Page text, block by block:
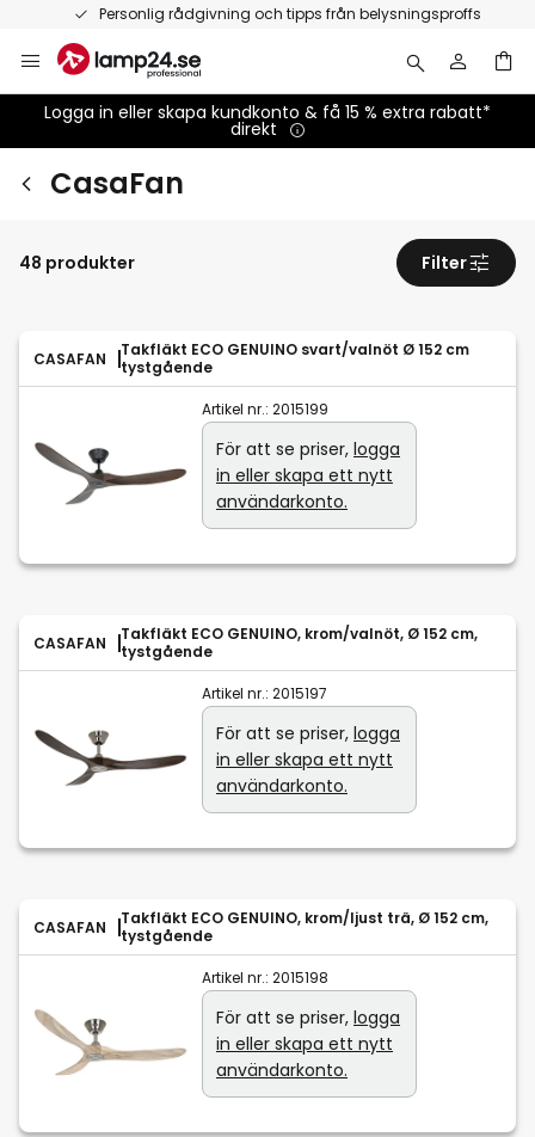
Personlig rådgivning och tipps från belysningsproffs
Hoppa
innehållet
Logga in eller skapa kundkonto & få 15 % extra rabatt*
direkt
CasaFan
CASAFAN
Takfläkt ECO GENUINO svart/valnöt Ø 152 cm
tystgående
Artikel nr.: 2015199
För att se priser, logga
in eller skapa ett nytt
användarkonto.
CASAFAN
Takfläkt ECO GENUINO, krom/valnöt, Ø 152 cm,
tystgående
Artikel nr.: 2015197
För att se priser, logga
in eller skapa ett nytt
användarkonto.
CASAFAN
Takfläkt ECO GENUINO, krom/ljust trä, Ø 152 cm,
tystgående
Artikel nr.: 2015198
För att se priser, logga
in eller skapa ett nytt
användarkonto.
48 produkter Filter